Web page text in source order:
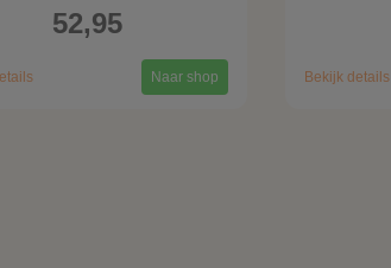
52,95
Naar shop Bekijk details